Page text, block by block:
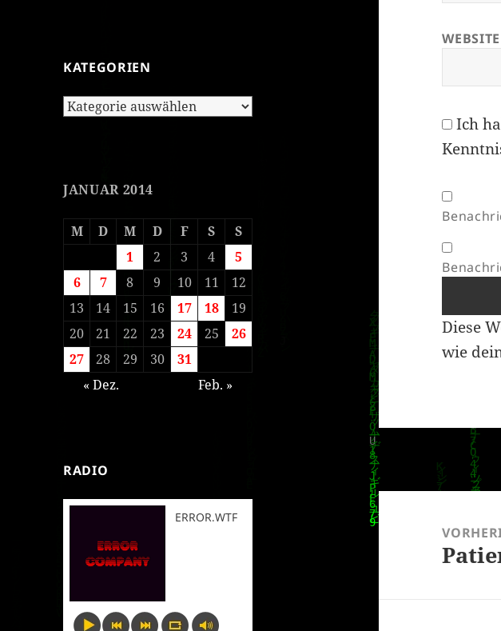
KATEGORIEN
Kategorien
JANUAR 2014
M D M D F S
S
1
2 3 4
5
6
7 8 9 10 11
12
13
14 15 16 17 18
19
20
21 22 23 24 25
26
27
28 29 30
31
« Dez.
Feb. »
RADIO
ERROR.WTF
WEBSITE
Ich
Diese
wie